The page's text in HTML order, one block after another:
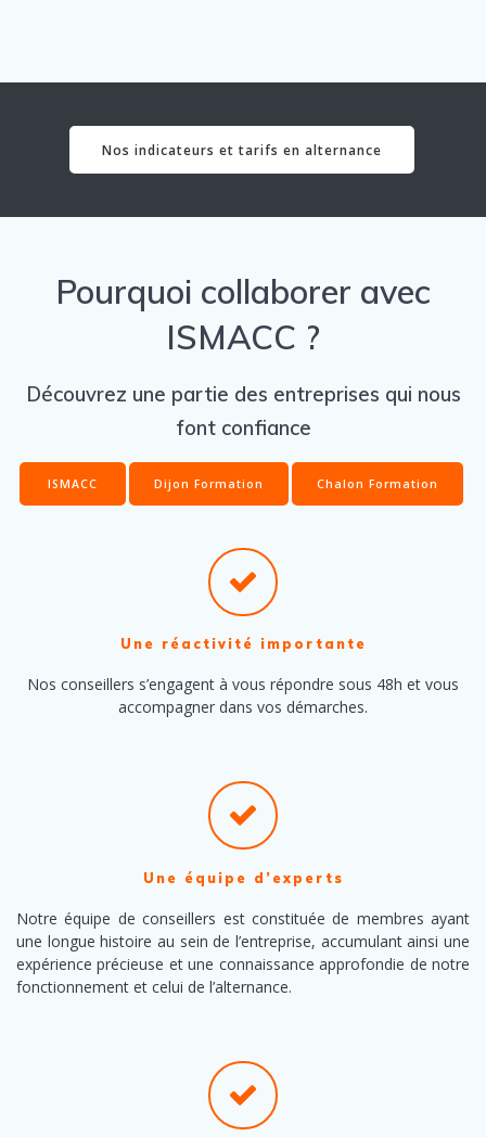
Nos indicateurs et tarifs en alternance
Pourquoi collaborer avec
ISMACC ?
Découvrez une partie des entreprises qui nous
font confiance
ISMACC Dijon Formation Chalon Formation
Une réactivité importante
Nos conseillers s’engagent à vous répondre sous 48h et vous
accompagner dans vos démarches.
Une équipe d’experts
Notre équipe de conseillers est constituée de membres ayant
une longue histoire au sein de l’entreprise, accumulant ainsi une
expérience précieuse et une connaissance approfondie de notre
fonctionnement et celui de l’alternance.